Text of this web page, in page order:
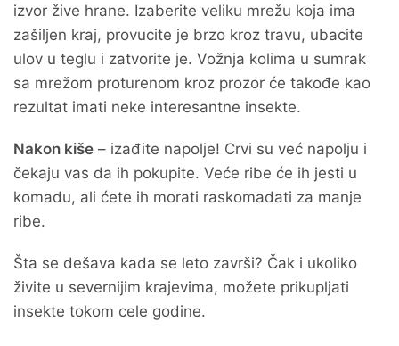
izvor žive hrane. Izaberite veliku mrežu koja ima
zašiljen kraj, provucite je brzo kroz travu, ubacite
ulov u teglu i zatvorite je. Vožnja kolima u sumrak
sa mrežom proturenom kroz prozor će takođe kao
rezultat imati neke interesantne insekte.
Nakon kiše – izađite napolje! Crvi su već napolju i
čekaju vas da ih pokupite. Veće ribe će ih jesti u
komadu, ali ćete ih morati raskomadati za manje
ribe.
Šta se dešava kada se leto završi? Čak i ukoliko
živite u severnijim krajevima, možete prikupljati
insekte tokom cele godine.